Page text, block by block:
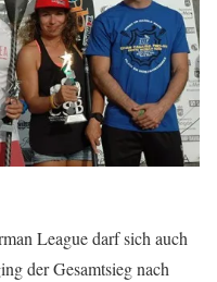
League darf sich auch
der Gesamtsieg nach